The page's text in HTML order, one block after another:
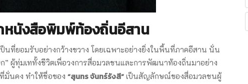
หนังสือพิมพ์ท้องถิ่นอีสาน
นที่ยอมรับอย่างกว้างขวาง โดยเฉพาะอย่างยิ่งในพื้นที่ภาคอีสาน นั่น
” ผู้ทุ่มเททั้งชีวิตเพื่อวงการสื่อมวลชนและการพัฒนาท้องถิ่นมาอย่าง
มั่นคง ทำให้ชื่อของ “สุนทร จันทร์รังสี” เป็นสัญลักษณ์ของสื่อมวลชนผู้